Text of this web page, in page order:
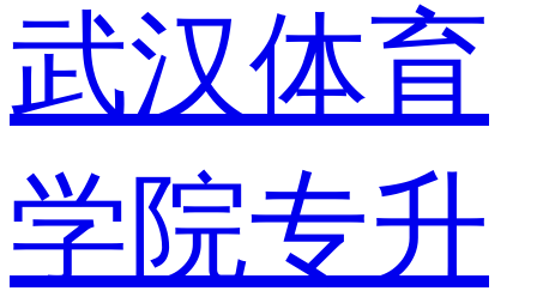
武汉体育
学院专升